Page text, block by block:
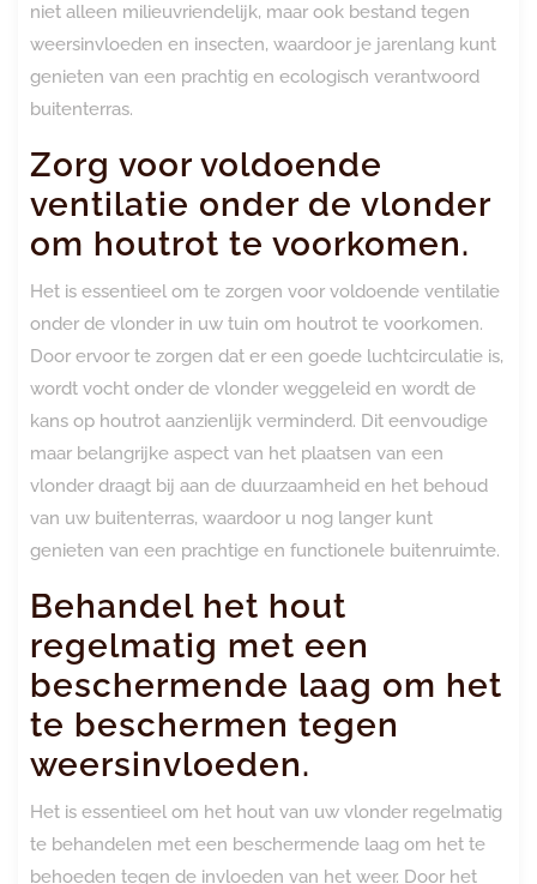
niet alleen milieuvriendelijk, maar ook bestand tegen
weersinvloeden en insecten, waardoor je jarenlang kunt
genieten van een prachtig en ecologisch verantwoord
buitenterras.
Zorg voor voldoende
ventilatie onder de vlonder
om houtrot te voorkomen.
Het is essentieel om te zorgen voor voldoende ventilatie
onder de vlonder in uw tuin om houtrot te voorkomen.
Door ervoor te zorgen dat er een goede luchtcirculatie is,
wordt vocht onder de vlonder weggeleid en wordt de
kans op houtrot aanzienlijk verminderd. Dit eenvoudige
maar belangrijke aspect van het plaatsen van een
vlonder draagt bij aan de duurzaamheid en het behoud
van uw buitenterras, waardoor u nog langer kunt
genieten van een prachtige en functionele buitenruimte.
Behandel het hout
regelmatig met een
beschermende laag om het
te beschermen tegen
weersinvloeden.
Het is essentieel om het hout van uw vlonder regelmatig
te behandelen met een beschermende laag om het te
behoeden tegen de invloeden van het weer. Door het